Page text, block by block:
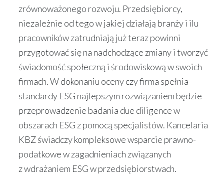
zrównoważonego rozwoju. Przedsiębiorcy,
niezależnie od tego w jakiej działają branży i ilu
pracowników zatrudniają już teraz powinni
przygotować się na nadchodzące zmiany i tworzyć
świadomość społeczną i środowiskową w swoich
firmach. W dokonaniu oceny czy firma spełnia
standardy ESG najlepszym rozwiązaniem będzie
przeprowadzenie badania due diligence w
obszarach ESG z pomocą specjalistów. Kancelaria
KBZ świadczy kompleksowe wsparcie prawno-
podatkowe w zagadnieniach związanych
z wdrażaniem ESG w przedsiębiorstwach.